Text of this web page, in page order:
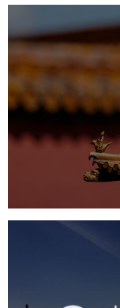
文化艺术 博
景区网站建设